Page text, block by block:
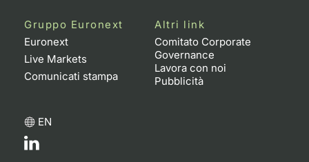
Gruppo Euronext
Euronext
Live Markets
Comunicati stampa
Altri link
Comitato Corporate
Governance
Lavora con noi
Pubblicità
EN